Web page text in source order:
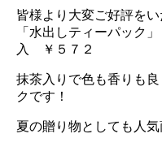
皆様より大変ご好評を
「水出しティ
入 ￥５７２
抹茶入りで色も香りも
クです！
夏の贈り物としても人気